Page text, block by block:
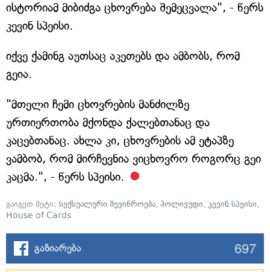
ისტორიამ მიბიძგა ცხოვრება შემეცვალა", - წერს
კევინ სპეისი.
იქვე ქამინგ აუთსაც აკეთებს და ამბობს, რომ
გეია.
"მთელი ჩემი ცხოვრების მანძილზე
ურთიერთობა მქონდა ქალებთანაც და
კაცებთანაც. ახლა კი, ცხოვრების ამ ეტაპზე
ვამბობ, რომ მირჩევნია ვიცხოვრო როგორც გეი
კაცმა.", - წერს სპეისი.
გაიგეთ მეტი: სექსუალური შევიწროება, ჰოლივუდი, კევინ სპეისი,
House of Cards
გაზიარება 697